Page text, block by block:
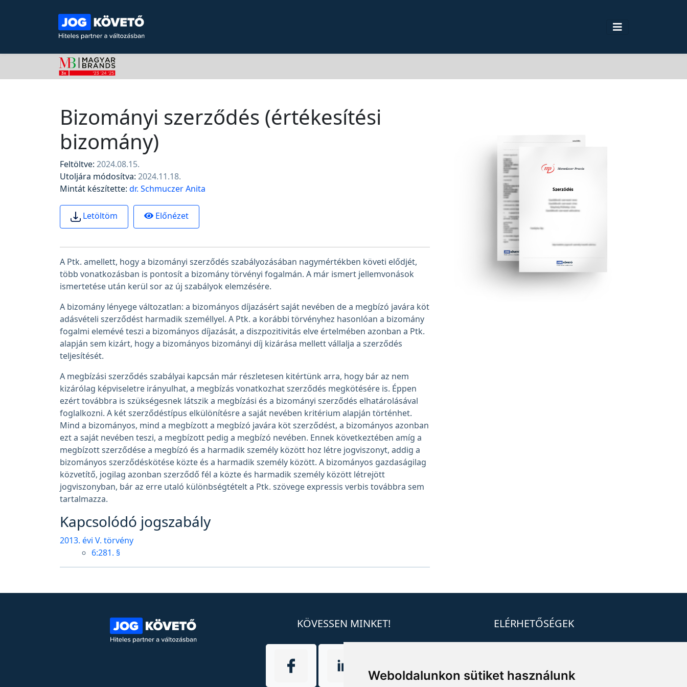
Weboldalunkon sütiket használunk
Bizományi szerződés (értékesítési
bizomány)
Feltöltve: 2024.08.15.
Utoljára módosítva: 2024.11.18.
Mintát készítette: dr. Schmuczer Anita
Letöltöm Előnézet
A Ptk. amellett, hogy a bizományi szerződés szabályozásában nagymértékben követi elődjét,
több vonatkozásban is pontosít a bizomány törvényi fogalmán. A már ismert jellemvonások
ismertetése után kerül sor az új szabályok elemzésére.
A bizomány lényege változatlan: a bizományos díjazásért saját nevében de a megbízó javára köt
adásvételi szerződést harmadik személlyel. A Ptk. a korábbi törvényhez hasonlóan a bizomány
fogalmi elemévé teszi a bizományos díjazását, a diszpozitivitás elve értelmében azonban a Ptk.
alapján sem kizárt, hogy a bizományos bizományi díj kizárása mellett vállalja a szerződés
teljesítését.
A megbízási szerződés szabályai kapcsán már részletesen kitértünk arra, hogy bár az nem
kizárólag képviseletre irányulhat, a megbízás vonatkozhat szerződés megkötésére is. Éppen
ezért továbbra is szükségesnek látszik a megbízási és a bizományi szerződés elhatárolásával
foglalkozni. A két szerződéstípus elkülönítésre a saját nevében kritérium alapján történhet.
Mind a bizományos, mind a megbízott a megbízó javára köt szerződést, a bizományos azonban
ezt a saját nevében teszi, a megbízott pedig a megbízó nevében. Ennek következtében amíg a
megbízott szerződése a megbízó és a harmadik személy között hoz létre jogviszonyt, addig a
bizományos szerződéskötése közte és a harmadik személy között. A bizományos gazdaságilag
közvetítő, jogilag azonban szerződő fél a közte és harmadik személy között létrejött
jogviszonyban, bár az erre utaló különbségtételt a Ptk. szövege expressis verbis továbbra sem
tartalmazza.
Kapcsolódó jogszabály
2013. évi V. törvény
6:281. §
KÖVESSEN MINKET! ELÉRHETŐSÉGEK
info@mprx.hu